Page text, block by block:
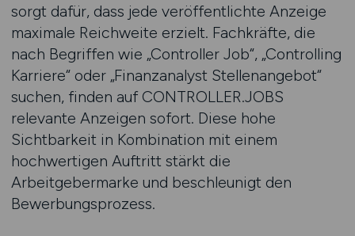
sorgt dafür, dass jede veröffentlichte Anzeige
maximale Reichweite erzielt. Fachkräfte, die
nach Begriffen wie „Controller Job“, „Controlling
Karriere“ oder „Finanzanalyst Stellenangebot“
suchen, finden auf CONTROLLER.JOBS
relevante Anzeigen sofort. Diese hohe
Sichtbarkeit in Kombination mit einem
hochwertigen Auftritt stärkt die
Arbeitgebermarke und beschleunigt den
Bewerbungsprozess.